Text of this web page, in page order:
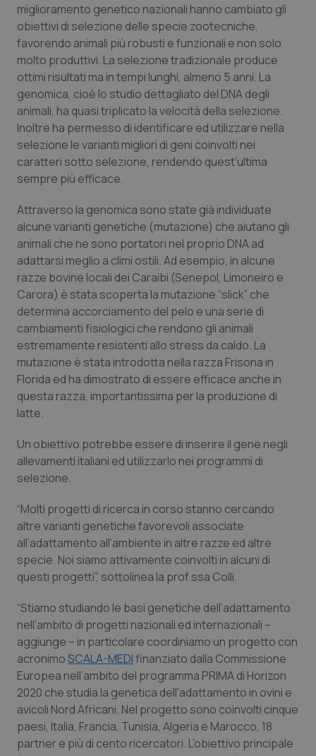
Salute orale & impianti
Sangue & coagulazione
Tiroide
Tumore al seno
Tumore ovarico
Tumori gastrointestinali
Ulcera & Reflusso
Vaccini
miglioramento genetico nazionali hanno cambiato gli
obiettivi di selezione delle specie zootecniche,
favorendo animali più robusti e funzionali e non solo
molto produttivi. La selezione tradizionale produce
ottimi risultati ma in tempi lunghi, almeno 5 anni. La
genomica, cioè lo studio dettagliato del DNA degli
animali, ha quasi triplicato la velocità della selezione.
Inoltre ha permesso di identificare ed utilizzare nella
selezione le varianti migliori di geni coinvolti nei
caratteri sotto selezione, rendendo quest’ultima
sempre più efficace.
Attraverso la genomica sono state già individuate
alcune varianti genetiche (mutazione) che aiutano gli
animali che ne sono portatori nel proprio DNA ad
adattarsi meglio a climi ostili. Ad esempio, in alcune
razze bovine locali dei Caraibi (Senepol, Limoneiro e
Carora) è stata scoperta la mutazione “slick” che
determina accorciamento del pelo e una serie di
cambiamenti fisiologici che rendono gli animali
estremamente resistenti allo stress da caldo. La
mutazione è stata introdotta nella razza Frisona in
Florida ed ha dimostrato di essere efficace anche in
questa razza, importantissima per la produzione di
latte.
Un obiettivo potrebbe essere di inserire il gene negli
allevamenti italiani ed utilizzarlo nei programmi di
selezione.
“Molti progetti di ricerca in corso stanno cercando
altre varianti genetiche favorevoli associate
all’adattamento all’ambiente in altre razze ed altre
specie. Noi siamo attivamente coinvolti in alcuni di
questi progetti”, sottolinea la prof.ssa Colli.
“Stiamo studiando le basi genetiche dell’adattamento
nell’ambito di progetti nazionali ed internazionali –
aggiunge – in particolare coordiniamo un progetto con
acronimoSCALA-MEDIfinanziato dalla Commissione
Europea nell’ambito del programma PRIMA di Horizon
2020 che studia la genetica dell’adattamento in ovini e
avicoli Nord Africani. Nel progetto sono coinvolti cinque
paesi, Italia, Francia, Tunisia, Algeria e Marocco, 18
partner e più di cento ricercatori. L’obiettivo principale